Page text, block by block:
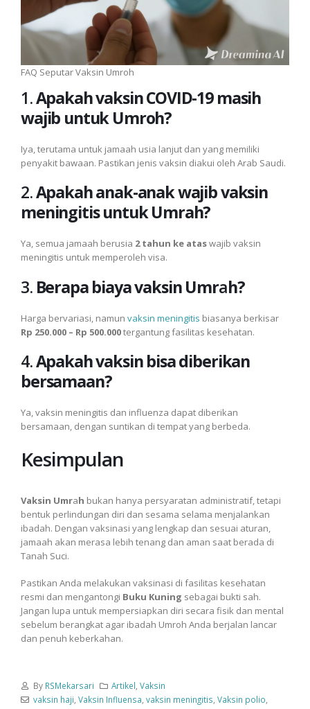
FAQ Seputar Vaksin Umroh
1.Apakah vaksin COVID-19 masih
wajib untuk Umroh?
Iya, terutama untuk jamaah usia lanjut dan yang memiliki
penyakit bawaan. Pastikan jenis vaksin diakui oleh Arab Saudi.
2.Apakah anak-anak wajib vaksin
meningitis untuk Umrah?
Ya, semua jamaah berusia 2 tahun ke ataswajib vaksin
meningitis untuk memperoleh visa.
3. Berapa biaya vaksin Umrah?
Harga bervariasi, namun vaksin meningitis biasanya berkisar
Rp 250.000 – Rp 500.000tergantung fasilitas kesehatan.
4.Apakah vaksin bisa diberikan
bersamaan?
Ya, vaksin meningitis dan influenza dapat diberikan
bersamaan, dengan suntikan di tempat yang berbeda.
Kesimpulan
Vaksin Umrah bukan hanya persyaratan administratif, tetapi
bentuk perlindungan diri dan sesama selama menjalankan
ibadah. Dengan vaksinasi yang lengkap dan sesuai aturan,
jamaah akan merasa lebih tenang dan aman saat berada di
Tanah Suci.
Pastikan Anda melakukan vaksinasi di fasilitas kesehatan
resmi dan mengantongi Buku Kuning sebagai bukti sah.
Jangan lupa untuk mempersiapkan diri secara fisik dan mental
sebelum berangkat agar ibadah Umroh Anda berjalan lancar
dan penuh keberkahan.
By RSMekarsari Artikel ,Vaksin
vaksin haji Vaksin Influensa vaksin meningitis Vaksin polio